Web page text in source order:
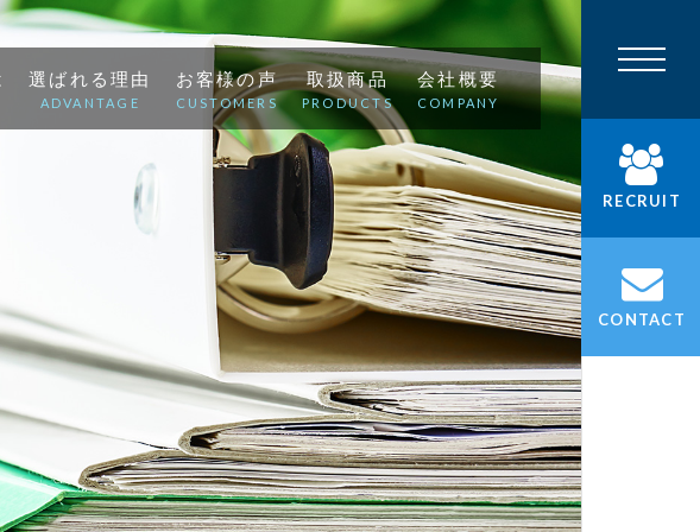
選ばれる理由
ADVANTAGE
お客様の声
CUSTOMERS
取扱商品
PRODUCTS
会社概要
COMPANY
RECRUIT
CONTACT